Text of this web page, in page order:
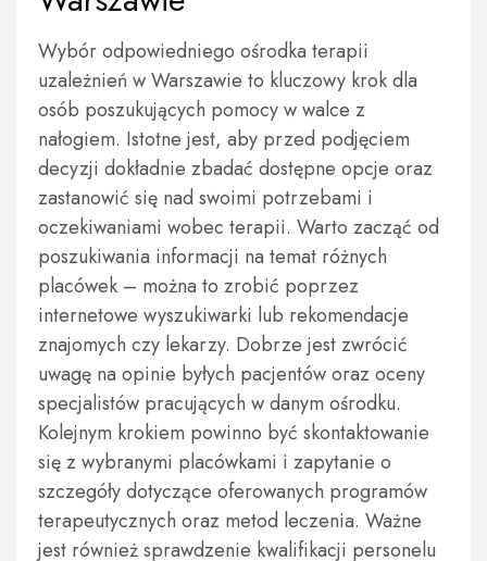
Wybór odpowiedniego ośrodka terapii
uzależnień w Warszawie to kluczowy krok dla
osób poszukujących pomocy w walce z
nałogiem. Istotne jest, aby przed podjęciem
decyzji dokładnie zbadać dostępne opcje oraz
zastanowić się nad swoimi potrzebami i
oczekiwaniami wobec terapii. Warto zacząć od
poszukiwania informacji na temat różnych
placówek – można to zrobić poprzez
internetowe wyszukiwarki lub rekomendacje
znajomych czy lekarzy. Dobrze jest zwrócić
uwagę na opinie byłych pacjentów oraz oceny
specjalistów pracujących w danym ośrodku.
Kolejnym krokiem powinno być skontaktowanie
się z wybranymi placówkami i zapytanie o
szczegóły dotyczące oferowanych programów
terapeutycznych oraz metod leczenia. Ważne
jest również sprawdzenie kwalifikacji personelu